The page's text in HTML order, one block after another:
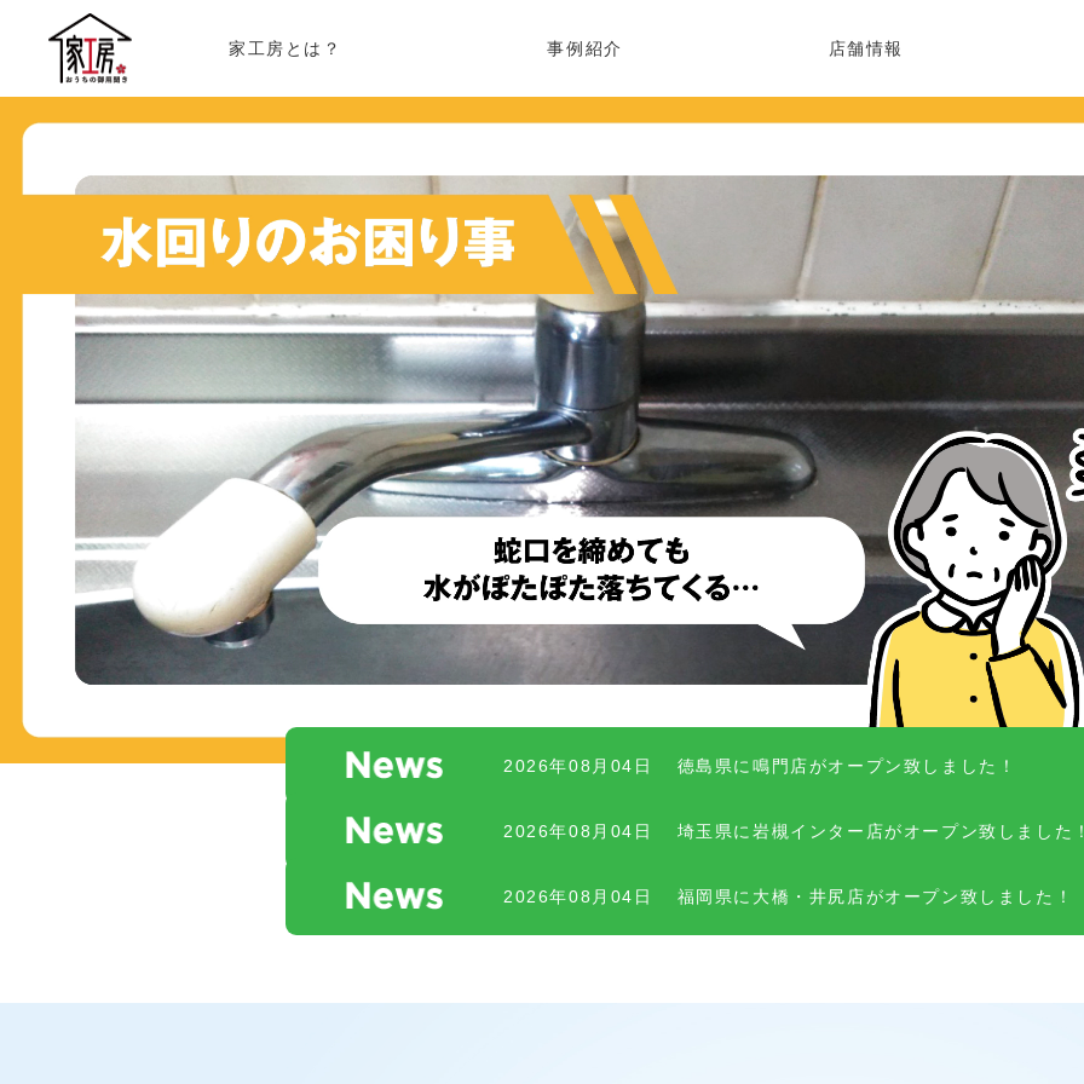
家工房とは？ 事例紹介 店舗情報
2026年08月04日 徳島県に鳴門店がオープン致しました！
2026年08月04日 埼玉県に岩槻インター店がオープン致しました
2026年08月04日 福岡県に大橋・井尻店がオープン致しました！